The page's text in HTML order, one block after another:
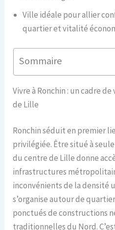
Ville idéale pour allier
quartier et vitalité
Sommaire
Vivre à Ronchin : un cadre
de Lille
Ronchin séduit en premier
privilégiée. Être situé à
du centre de Lille donne
infrastructures
inconvénients de la densité
s’organise autour de
ponctués de constructions
traditionnelles du Nord.